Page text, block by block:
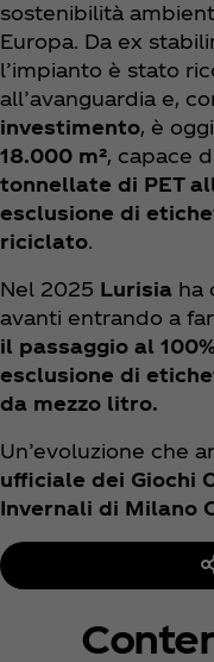
sostenibilità
Europa. Da ex
l’impianto è stato
all’avanguardia e,
investimento, è
18.000 m², capace
tonnellate di PET
esclusione di
riciclato.
Nel 2025 Lurisia ha
avanti entrando a
il passaggio al
esclusione di
da mezzo litro.
Un’evoluzione che
ufficiale dei Giochi
Invernali di Milano